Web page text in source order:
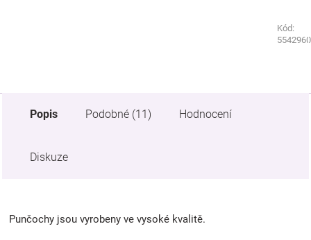
Kód:
Kód:
Popis Podobné (11) Hodnocení
Diskuze
Punčochy jsou vyrobeny ve vysoké kvalitě.